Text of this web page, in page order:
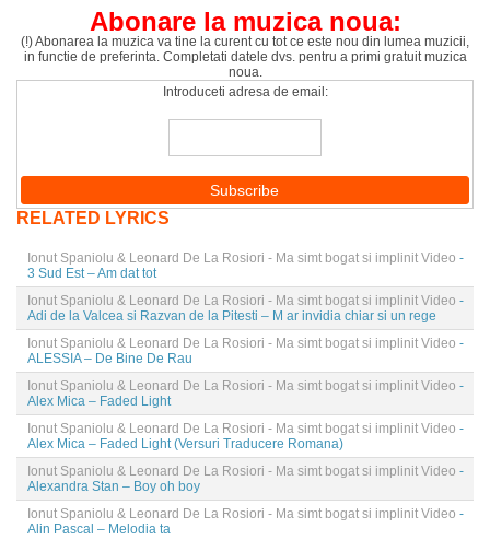
Abonare la muzica noua:
(!) Abonarea la muzica va tine la curent cu tot ce este nou din lumea muzicii,
in functie de preferinta. Completati datele dvs. pentru a primi gratuit muzica
noua.
Introduceti adresa de email:
RELATED LYRICS
Ionut Spaniolu & Leonard De La Rosiori - Ma simt bogat si implinit Video -
3 Sud Est – Am dat tot
Ionut Spaniolu & Leonard De La Rosiori - Ma simt bogat si implinit Video -
Adi de la Valcea si Razvan de la Pitesti – M ar invidia chiar si un rege
Ionut Spaniolu & Leonard De La Rosiori - Ma simt bogat si implinit Video -
ALESSIA – De Bine De Rau
Ionut Spaniolu & Leonard De La Rosiori - Ma simt bogat si implinit Video -
Alex Mica – Faded Light
Ionut Spaniolu & Leonard De La Rosiori - Ma simt bogat si implinit Video -
Alex Mica – Faded Light (Versuri Traducere Romana)
Ionut Spaniolu & Leonard De La Rosiori - Ma simt bogat si implinit Video -
Alexandra Stan – Boy oh boy
Ionut Spaniolu & Leonard De La Rosiori - Ma simt bogat si implinit Video -
Alin Pascal – Melodia ta